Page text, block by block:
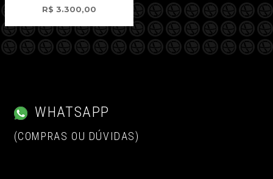
R$ 3.300,00
WHATSAPP
(COMPRAS OU DÚVIDAS)